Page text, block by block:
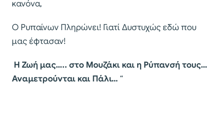
κανόνα,
Ο Ρυπαίνων Πληρώνει! Γιατί Δυστυχώς εδώ που
μας έφτασαν!
Η Ζωή μας….. στο Μουζάκι και η Ρύπανσή τους…
Αναμετρούνται και Πάλι… “